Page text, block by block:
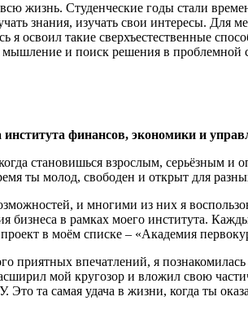
жизнь. Студенческие годы стали
знания, изучать свои интересы. Для
я освоил такие сверхъестественные
и поиск решения в проблемной
финансов, экономики и
становишься взрослым, серьёзным и
ты молод, свободен и открыт для
и многими из них я
бизнеса в рамках моего института.
в моём списке – «Академия
приятных впечатлений, я
мой кругозор и вложил свою
Это та самая удача в жизни, когда ты